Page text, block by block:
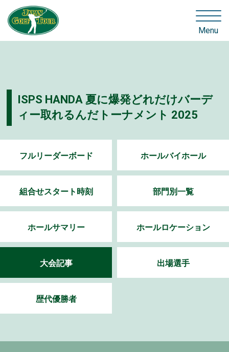
Menu
ISPS HANDA 夏に爆発どれだけバーデ
ィー取れるんだトーナメント 2025
フルリーダーボード ホールバイホール
組合せスタート時刻 部門別一覧
ホールサマリー ホールロケーション
大会記事 出場選手
歴代優勝者